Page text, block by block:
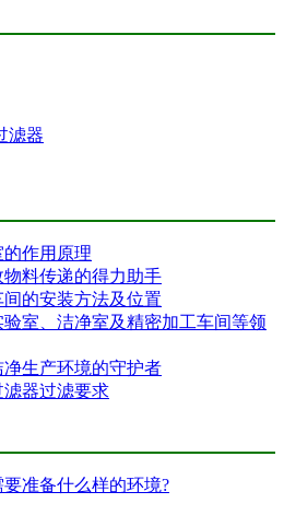
滤器
作用原理
料传递的得力助手
的安装方法及位置
室、洁净室及精密加工车间等领
生产环境的守护者
滤器过滤要求